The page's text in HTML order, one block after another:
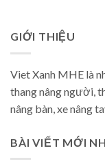
GIỚI THIỆU
Viet Xanh MHE là
thang nâng người,
nâng bàn, xe nâng
BÀI VIẾT MỚI